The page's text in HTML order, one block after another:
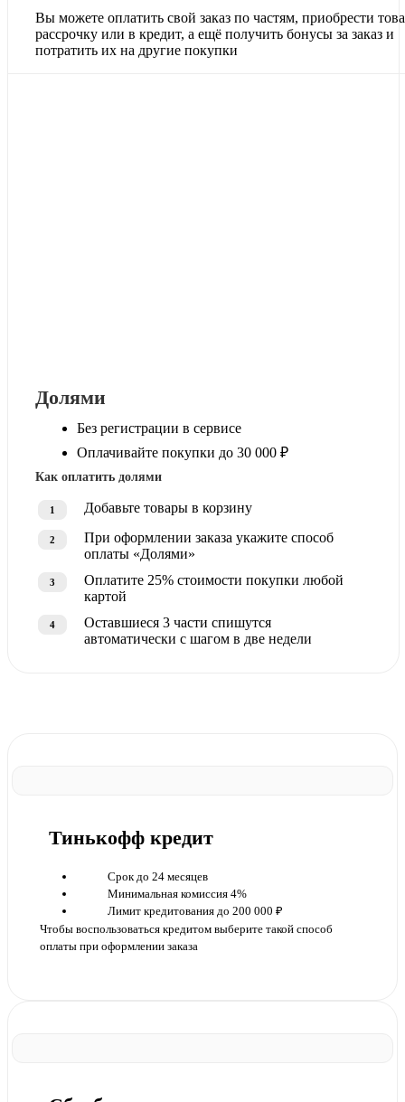
Вы можете оплатить свой заказ по частям, приобрести
рассрочку или в кредит, а ещё получить бонусы за заказ и
потратить их на другие покупки
Долями
Без регистрации в сервисе
Оплачивайте покупки до 30 000 ₽
Как оплатить долями
1 Добавьте товары в корзину
2
При оформлении заказа укажите способ
оплаты «Долями»
3
Оплатите 25% стоимости покупки любой
картой
4
Оставшиеся 3 части спишутся
автоматически с шагом в две недели
Тинькофф кредит
Срок до 24 месяцев
Минимальная комиссия 4%
Лимит кредитования до 200 000 ₽
Чтобы воспользоваться кредитом выберите такой способ
оплаты при оформлении заказа